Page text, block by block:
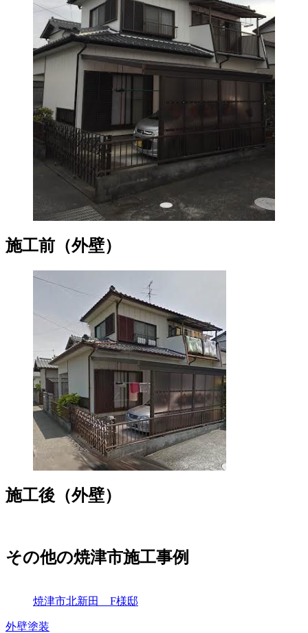
施工前（外壁）
施工後（外壁）
その他の焼津市施工事例
焼津市北新田 F様邸
外壁塗装